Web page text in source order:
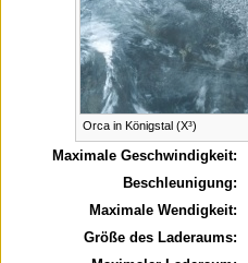
Orca in Königstal (X³)
Maximale Geschwindigkeit:
Beschleunigung:
Maximale Wendigkeit:
Größe des Laderaums: